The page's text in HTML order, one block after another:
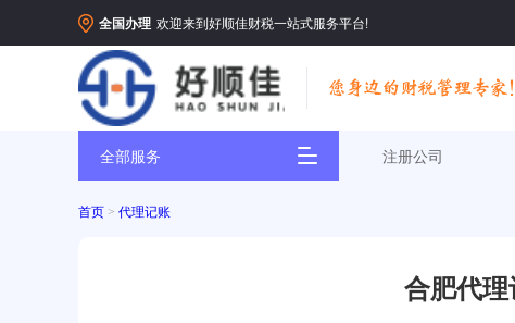
全国办理 欢迎来到好顺佳财税一站式服务平台!
全部服务 注册公司
首页 > 代理记账
合肥代